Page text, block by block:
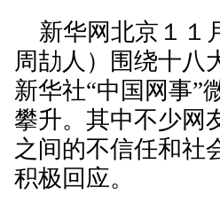
新华网北京１１
周劼人）围绕十八
新华社“中国网事”
攀升。其中不少网
之间的不信任和社
积极回应。